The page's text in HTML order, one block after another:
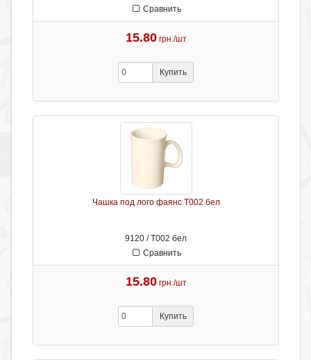
Сравнить
15.80 грн./шт
Купить
Чашка под лого фаянс Т002 бел
9120 / Т002 бел
Сравнить
15.80 грн./шт
Купить